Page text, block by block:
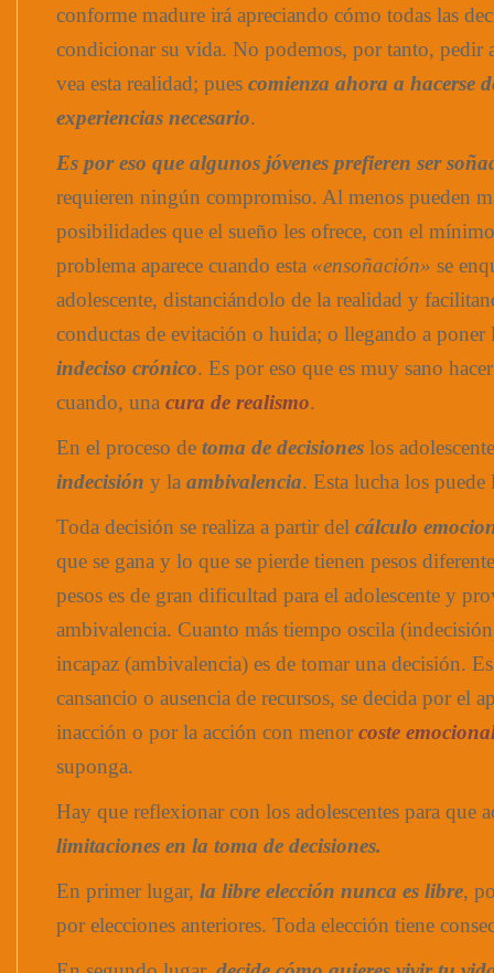
conforme madure irá apreciando cómo todas las
condicionar su vida. No podemos, por tanto, pedir
vea esta realidad; pues comienza ahora a hacerse
experiencias necesario.
Es por eso que algunos jóvenes prefieren ser
requieren ningún compromiso. Al menos pueden
posibilidades que el sueño les ofrece, con el
problema aparece cuando esta «ensoñación» se
adolescente, distanciándolo de la realidad y
conductas de evitación o huida; o llegando a poner
indeciso crónico. Es por eso que es muy sano
cuando, una cura de realismo.
En el proceso de toma de decisiones los
indecisión y la ambivalencia. Esta lucha los puede
Toda decisión se realiza a partir del cálculo
que se gana y lo que se pierde tienen pesos
pesos es de gran dificultad para el adolescente y
ambivalencia. Cuanto más tiempo oscila
incapaz (ambivalencia) es de tomar una decisión.
cansancio o ausencia de recursos, se decida por el
inacción o por la acción con menor coste
suponga.
Hay que reflexionar con los adolescentes para que
limitaciones en la toma de decisiones.
En primer lugar, la libre elección nunca es libre,
por elecciones anteriores. Toda elección tiene